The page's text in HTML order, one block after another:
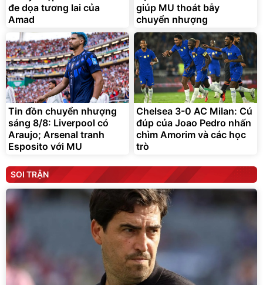
đe dọa tương lai của
Amad
giúp MU thoát bẫy
chuyển nhượng
Tin đồn chuyển nhượng
sáng 8/8: Liverpool có
Araujo; Arsenal tranh
Esposito với MU
Chelsea 3-0 AC Milan: Cú
đúp của Joao Pedro nhấn
chìm Amorim và các học
trò
SOI TRẬN